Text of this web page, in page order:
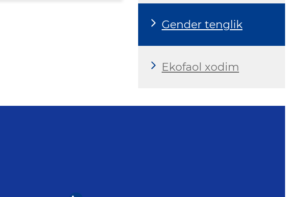
Gender tenglik
Ekofaol xodim